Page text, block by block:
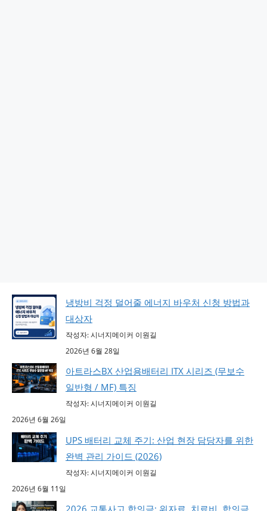
냉방비 걱정 덜어줄 에너지 바우처 신청 방법과
대상자
작성자: 시너지메이커 이원길
2026년 6월 28일
아트라스BX 산업용배터리 ITX 시리즈 (무보수
일반형 / MF) 특징
작성자: 시너지메이커 이원길
2026년 6월 26일
UPS 배터리 교체 주기: 산업 현장 담당자를 위한
완벽 관리 가이드 (2026)
작성자: 시너지메이커 이원길
2026년 6월 11일